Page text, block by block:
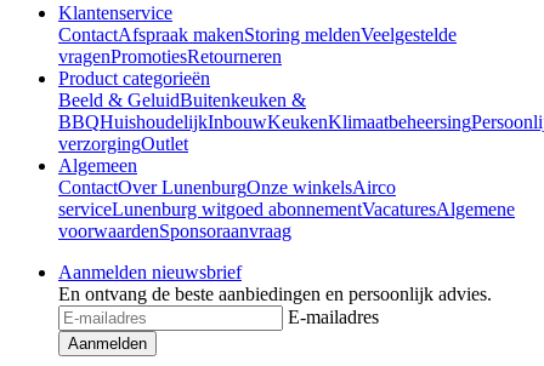
Klantenservice
ContactAfspraak makenStoring meldenVeelgestelde
vragenPromotiesRetourneren
Product categorieën
Beeld & GeluidBuitenkeuken &
BBQHuishoudelijkInbouwKeukenKlimaatbeheersing
verzorgingOutlet
Algemeen
ContactOver LunenburgOnze winkelsAirco
serviceLunenburg witgoed abonnementVacaturesAlgemene
voorwaardenSponsoraanvraag
Aanmelden nieuwsbrief
En ontvang de beste aanbiedingen en persoonlijk advies.
E-mailadres
Aanmelden